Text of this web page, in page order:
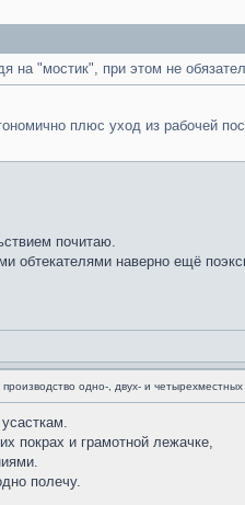
на "мостик", при этом не
плюс уход из рабочей
почитаю.
обтекателями наверно ещё
одно-, двух- и
покрах и грамотной лежачке,
полечу.